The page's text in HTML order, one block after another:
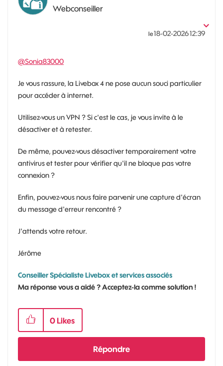
Webconseiller
le‎18-02-202612:39
@Sonia83000
Je vous rassure, la Livebox 4 ne pose aucun souci particulier
pour accéder à internet.
Utilisez-vous un VPN ? Si c'est le cas, je vous invite à le
désactiver et à retester.
De même, pouvez-vous désactiver temporairement votre
antivirus et tester pour vérifier qu'il ne bloque pas votre
connexion ?
Enfin, pouvez-vous nous faire parvenir une capture d'écran
du message d'erreur rencontré ?
J'attends votre retour.
Jérôme
Conseiller Spécialiste Livebox et services associés
Ma réponse vous a aidé ? Acceptez-la comme solution !
0 Likes
Répondre